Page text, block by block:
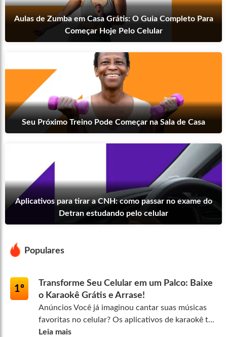
Aulas de Zumba em Casa Grátis: O Guia Completo Para
Começar Hoje Pelo Celular
Seu Próximo Treino Pode Começar na Sala de Casa
Aplicativos para tirar a CNH: como passar no exame do
Detran estudando pelo celular
Populares
1º
Transforme Seu Celular em um Palco: Baixe
o Karaokê Grátis e Arrase!
Anúncios Você já imaginou cantar suas músicas
favoritas no celular? Os aplicativos de karaokê t...
Leia mais